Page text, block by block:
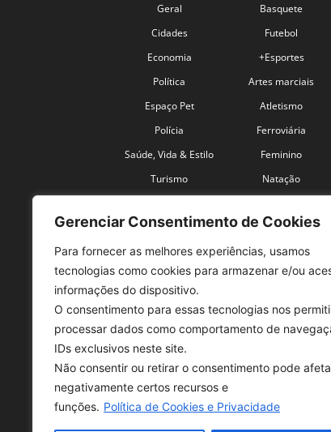
Gerenciar Consentimento de Cookies
Para fornecer as melhores experiências, usamos
tecnologias como cookies para armazenar e/ou
informações do dispositivo.
O consentimento para essas tecnologias nos
processar dados como comportamento de
IDs exclusivos neste site.
Não consentir ou retirar o consentimento pode
negativamente certos recursos e
funções. Política de Cookies e Privacidade
Geral
Cidades
Economia
Política
Espaço Pet
Polícia
Saúde, Vida & Estilo
Turismo
Basquete
Futebol
+Esportes
Artes marciais
Atletismo
Ferroviária
Feminino
Natação